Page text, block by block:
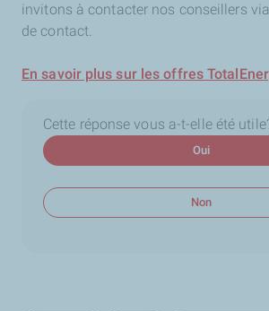
invitons à contacter nos conseillers
de contact.
En savoir plus sur les offres
Cette réponse vous a-t-elle été
Oui
Non